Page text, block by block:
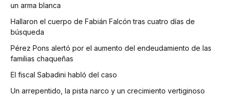
un arma blanca
Hallaron el cuerpo de Fabián Falcón tras cuatro días de
búsqueda
Pérez Pons alertó por el aumento del endeudamiento de las
familias chaqueñas
El fiscal Sabadini habló del caso
Un arrepentido, la pista narco y un crecimiento vertiginoso